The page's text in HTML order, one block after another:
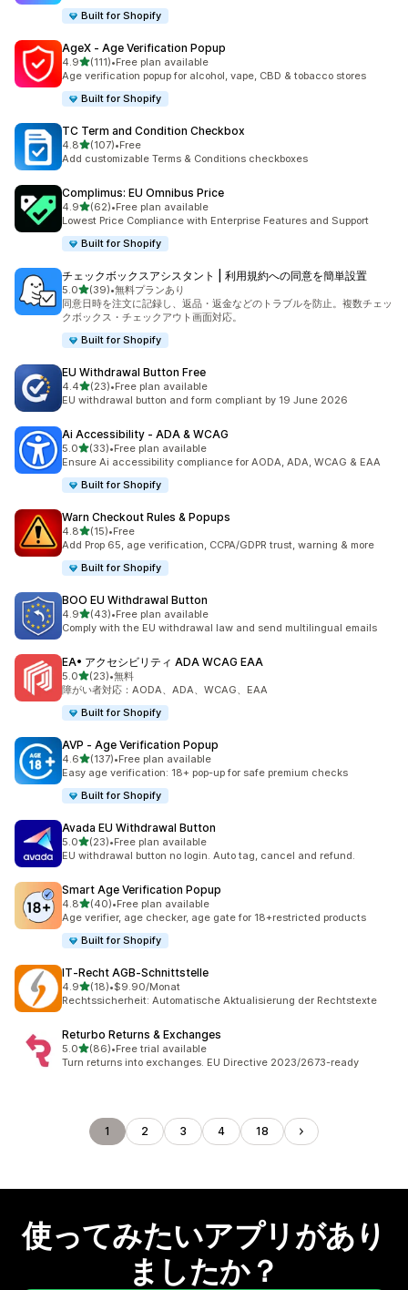
Built for Shopify
AgeX ‑ Age Verification Popup
4.95つ星中
(111)
合計レビュー数：111件
•Free plan available
Age verification popup for alcohol, vape, CBD & tobacco stores
Built for Shopify
TC Term and Condition Checkbox
4.85つ星中
(107)
合計レビュー数：107件
•Free
Add customizable Terms & Conditions checkboxes
Complimus: EU Omnibus Price
4.95つ星中
(62)
合計レビュー数：62件
•Free plan available
Lowest Price Compliance with Enterprise Features and Support
Built for Shopify
チェックボックスアシスタント | 利用規約への同意を簡単設置
5.05つ星中
(39)
合計レビュー数：39件
•無料プランあり
同意日時を注文に記録し、返品・返金などのトラブルを防止。複数チェッ
クボックス・チェックアウト画面対応。
Built for Shopify
EU Withdrawal Button Free
4.45つ星中
(23)
合計レビュー数：23件
•Free plan available
EU withdrawal button and form compliant by 19 June 2026
Ai Accessibility ‑ ADA & WCAG
5.05つ星中
(33)
合計レビュー数：33件
•Free plan available
Ensure Ai accessibility compliance for AODA, ADA, WCAG & EAA
Built for Shopify
Warn Checkout Rules & Popups
4.85つ星中
(15)
合計レビュー数：15件
•Free
Add Prop 65, age verification, CCPA/GDPR trust, warning & more
Built for Shopify
BOO EU Withdrawal Button
4.95つ星中
(43)
合計レビュー数：43件
•Free plan available
Comply with the EU withdrawal law and send multilingual emails
EA• アクセシビリティ ADA WCAG EAA
5.05つ星中
(23)
合計レビュー数：23件
•無料
障がい者対応：AODA、ADA、WCAG、EAA
Built for Shopify
AVP ‑ Age Verification Popup
4.65つ星中
(137)
合計レビュー数：137件
•Free plan available
Easy age verification: 18+ pop-up for safe premium checks
Built for Shopify
Avada EU Withdrawal Button
5.05つ星中
(23)
合計レビュー数：23件
•Free plan available
EU withdrawal button no login. Auto tag, cancel and refund.
Smart Age Verification Popup
4.85つ星中
(40)
合計レビュー数：40件
•Free plan available
Age verifier, age checker, age gate for 18+restricted products
Built for Shopify
IT‑Recht AGB‑Schnittstelle
4.95つ星中
(18)
合計レビュー数：18件
•$9.90/Monat
Rechtssicherheit: Automatische Aktualisierung der Rechtstexte
Returbo Returns & Exchanges
5.05つ星中
(86)
合計レビュー数：86件
•Free trial available
Turn returns into exchanges. EU Directive 2023/2673-ready
1 2 3 4 18
使ってみたいアプリがあり
ましたか？